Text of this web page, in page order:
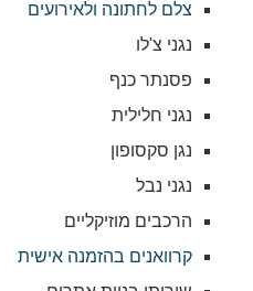
צלם לחתונה ולאירועים
נגני צ'לו
פסנתר כנף
נגני חלילית
נגן סקסופון
נגני נבל
הרכבים מוזיקליים
קרוואנים בהזמנה אישית